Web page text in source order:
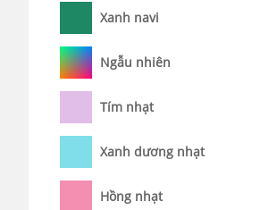
Xanh navi
Ngẫu nhiên
Tím nhạt
Xanh dương nhạt
Hồng nhạt